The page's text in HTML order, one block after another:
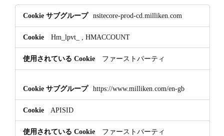
グ
nsitecore-prod-cd.milliken.com
Hm_lpvt_ HMACCOUNT
ファーストパーティ
https://www.milliken.com/en-gb
APISID
ファーストパーティ